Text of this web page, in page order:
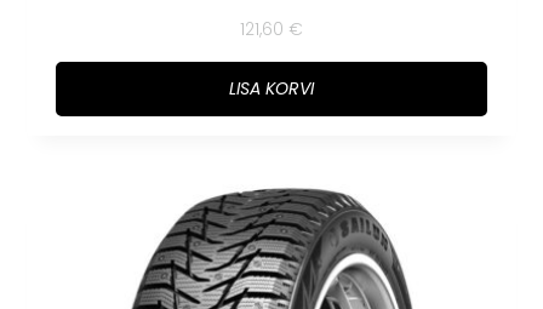
121,60 €
LISA KORVI